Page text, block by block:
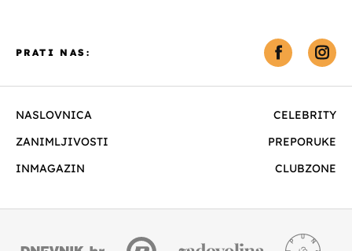
NASLOVNICA
CELEBRITY
ZANIMLJIVOSTI
PREPORUKE
INMAGAZIN
CLUBZONE
PRATI NAS: